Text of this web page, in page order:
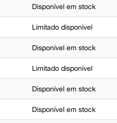
Disponível em stock
Limitado disponível
Disponível em stock
Limitado disponível
Disponível em stock
Disponível em stock